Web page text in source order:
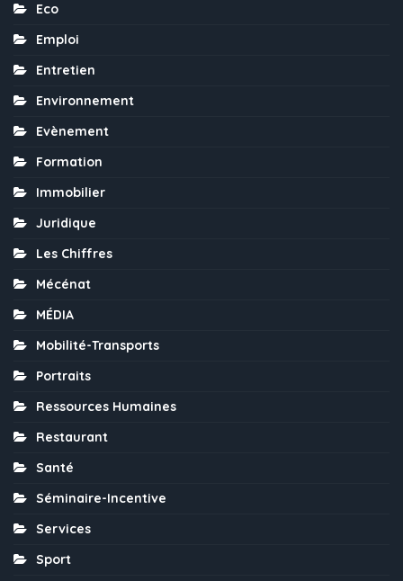
Eco
Emploi
Entretien
Environnement
Evènement
Formation
Immobilier
Juridique
Les Chiffres
Mécénat
MÉDIA
Mobilité-Transports
Portraits
Ressources Humaines
Restaurant
Santé
Séminaire-Incentive
Services
Sport